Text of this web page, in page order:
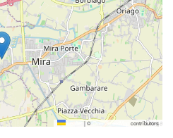
|© OpenStreetMap contributors